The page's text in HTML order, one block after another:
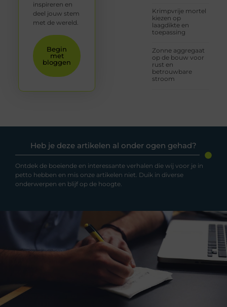
Krimpvrije mortel
kiezen op
laagdikte en
toepassing
Zonne aggregaat
op de bouw voor
rust en
betrouwbare
stroom
inspireren en
deel jouw stem
met de wereld.
Begin
met
bloggen
Heb je deze artikelen al onder ogen gehad?
Ontdek de boeiende en interessante verhalen die wij voor je in
petto hebben en mis onze artikelen niet. Duik in diverse
onderwerpen en blijf op de hoogte.